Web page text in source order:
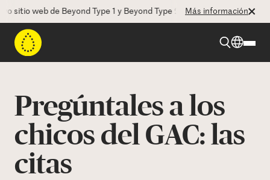
web de Beyond Type 1 y Beyond Type 2! La CEO Deborah Dugan
Más información
Beyond Type 2
Recursos
Pregúntales a los
chicos del GAC: las
citas